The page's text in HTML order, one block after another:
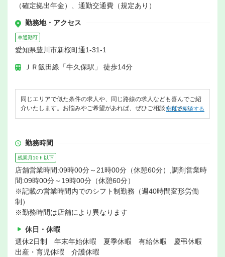
（確定拠出年金）、通勤交通費（規定あり）
勤務地・アクセス
車通勤可
愛知県豊川市新桜町通1-31-1
ＪＲ飯田線「牛久保駅」 徒歩14分
同じエリアで似た条件の求人や、同じ路線の求人なども喜んでご紹
介いたします。お悩みやご希望があれば、ぜひご相談ください。
無料で相談する
勤務時間
残業月10ｈ以下
店舗営業時間:09時00分～21時00分（休憩60分）,調剤営業時
間:09時00分～19時00分（休憩60分）
※記載の営業時間内でのシフト制勤務（週40時間変形労働
制）
※勤務時間は店舗により異なります
休日・休暇
週休2日制 年末年始休暇 夏季休暇 有給休暇 慶弔休暇
出産・育児休暇 介護休暇